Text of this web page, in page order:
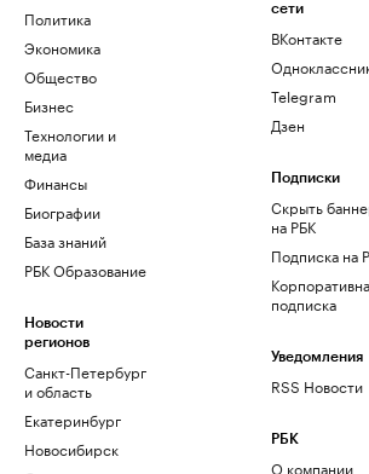
Политика
Экономика
Общество
Бизнес
Технологии и
медиа
Финансы
Биографии
База знаний
РБК Образование
Новости
регионов
Санкт-Петербург
и область
Екатеринбург
Новосибирск
сети
ВКонтакте
Telegram
Дзен
Подписки
Скрыть
на РБК
Подписка на
подписка
Уведомления
RSS Новости
РБК
О компании